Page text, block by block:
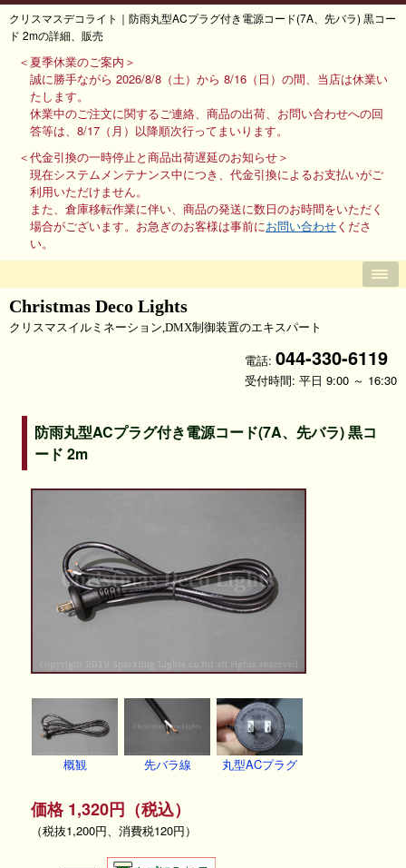
クリスマスデコライト｜防雨丸型ACプラグ付き電源コード(7A、先バラ) 黒コー
ド 2mの詳細、販売
＜夏季休業のご案内＞
誠に勝手ながら 2026/8/8（土）から 8/16（日）の間、当店は休業い
たします。
休業中のご注文に関するご連絡、商品の出荷、お問い合わせへの回
答等は、8/17（月）以降順次行ってまいります。
＜代金引換の一時停止と商品出荷遅延のお知らせ＞
現在システムメンテナンス中につき、代金引換によるお支払いがご
利用いただけません。
また、倉庫移転作業に伴い、商品の発送に数日のお時間をいただく
場合がございます。お急ぎのお客様は事前にお問い合わせくださ
い。
Christmas Deco Lights
クリスマスイルミネーション,DMX制御装置のエキスパート
電話: 044-330-6119
受付時間: 平日 9:00 ～ 16:30
防雨丸型ACプラグ付き電源コード(7A、先バラ) 黒コ
ード 2m
概観 先バラ線 丸型ACプラグ
価格 1,320円（税込）
（税抜1,200円、消費税120円）